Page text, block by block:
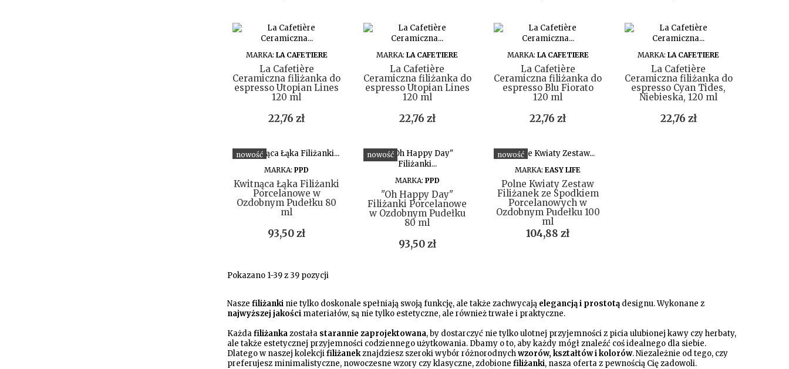
DO KOSZYKA
MARKA: LA CAFETIERE
La Cafetière
Ceramiczna filiżanka do
espresso Utopian Lines
120 ml
Cena
22,76 zł
DO KOSZYKA
MARKA:LA CAFETIERE
La Cafetière
Ceramiczna filiżanka do
espresso Utopian Lines
120 ml
Cena
22,76 zł
DO KOSZYKA
MARKA: LA CAFETIERE
La Cafetière
Ceramiczna filiżanka do
espresso Blu Fiorato
120 ml
Cena
22,76 zł
DO KOSZYKA
MARKA:LA CAFETIERE
La Cafetière
Ceramiczna filiżanka do
espresso Cyan Tides,
Niebieska, 120 ml
Cena
22,76 zł
nowość
DO KOSZYKA
MARKA:PPD
Kwitnąca Łąka Filiżanki
Porcelanowe w
Ozdobnym Pudełku 80
ml
Cena
93,50 zł
nowość
DO KOSZYKA
MARKA: PPD
"Oh Happy Day"
Filiżanki Porcelanowe
w Ozdobnym Pudełku
80 ml
Cena
93,50 zł
nowość
DO KOSZYKA
MARKA:EASY LIFE
Polne Kwiaty Zestaw
Filiżanek ze Spodkiem
Porcelanowych w
Ozdobnym Pudełku 100
ml
Cena
104,88 zł
Pokazano 1-39 z 39 pozycji
Nasze filiżanki nie tylko doskonale spełniają swoją funkcję, ale także zachwycają elegancją i prostotą designu. Wykonane z
najwyższej jakości materiałów, są nie tylko estetyczne, ale równieżtrwałe i praktyczne.
Każdafiliżankazostała starannie zaprojektowana, by dostarczyć nie tylko ulotnej przyjemności z picia ulubionej kawy czy herbaty,
ale także estetycznej przyjemności codziennego użytkowania. Dbamy o to, aby każdy mógł znaleźć coś idealnego dla siebie.
Dlatego w naszej kolekcjifiliżanekznajdziesz szeroki wybór różnorodnychwzorów, kształtów i kolorów. Niezależnie od tego, czy
preferujesz minimalistyczne, nowoczesne wzory czy klasyczne, zdobione filiżanki, nasza oferta z pewnością Cię zadowoli.